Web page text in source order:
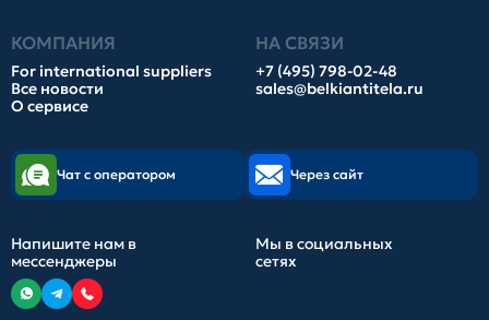
КОМПАНИЯ
For international suppliers
Все новости
О сервисе
НА СВЯЗИ
+7 (495) 798-02-48
sales@belkiantitela.ru
Чат с оператором Через сайт
Напишите нам в
мессенджеры
Мы в социальных
сетях